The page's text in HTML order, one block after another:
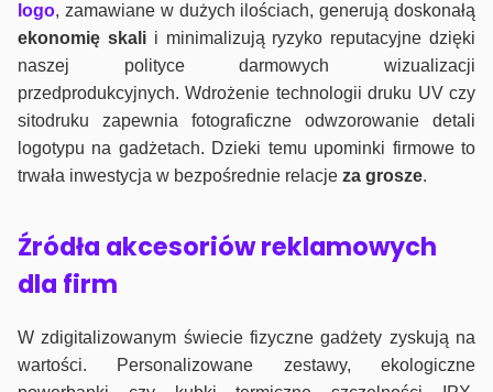
logo, zamawiane w dużych ilościach, generują doskonałą
ekonomię skalii minimalizują ryzyko reputacyjne dzięki
naszej polityce darmowych wizualizacji
przedprodukcyjnych. Wdrożenie technologii druku UV czy
sitodruku zapewnia fotograficzne odwzorowanie detali
logotypu na gadżetach. Dzieki temu upominki firmowe to
trwała inwestycja w bezpośrednie relacje za grosze.
Źródła akcesoriów reklamowych
dla firm
W zdigitalizowanym świecie fizyczne gadżety zyskują na
wartości. Personalizowane zestawy, ekologiczne